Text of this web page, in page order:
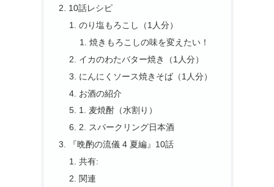
10話レシピ
のり塩もろこし（1人分）
焼きもろこしの味を変えたい！
イカのわたバター焼き（1人分）
にんにくソース焼きそば（1人分）
お酒の紹介
1. 麦焼酎（水割り）
2. スパークリング日本酒
『晩酌の流儀 4 夏編』10話
共有:
関連